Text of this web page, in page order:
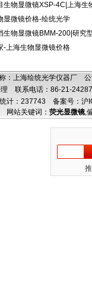
生物显微镜XSP-4C|上海生
显微镜价格-绘统光学
生物显微镜BMM-200|研究
-上海生物显微镜价格
：上海绘统光学仪器厂
理 联系电话：86-21-
计：237743 备案号：沪
网站关键词： 荧光显微镜,